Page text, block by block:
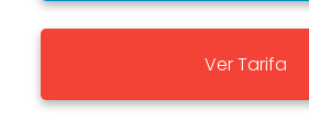
Ver Tarifa